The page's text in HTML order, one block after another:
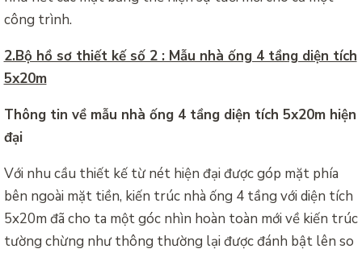
công trình.
2.Bộ hồ sơ thiết kế số 2 : Mẫu nhà ống 4 tầng diện tích
5x20m
Thông tin về mẫu nhà ống 4 tầng diện tích 5x20m hiện
đại
Với nhu cầu thiết kế từ nét hiện đại được góp mặt phía
bên ngoài mặt tiền, kiến trúc nhà ống 4 tầng với diện tích
5x20m đã cho ta một góc nhìn hoàn toàn mới về kiến trúc
tường chừng như thông thường lại được đánh bật lên so